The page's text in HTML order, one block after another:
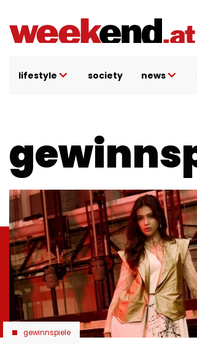
Inhalt
lifestyle society news
gewinnspiele